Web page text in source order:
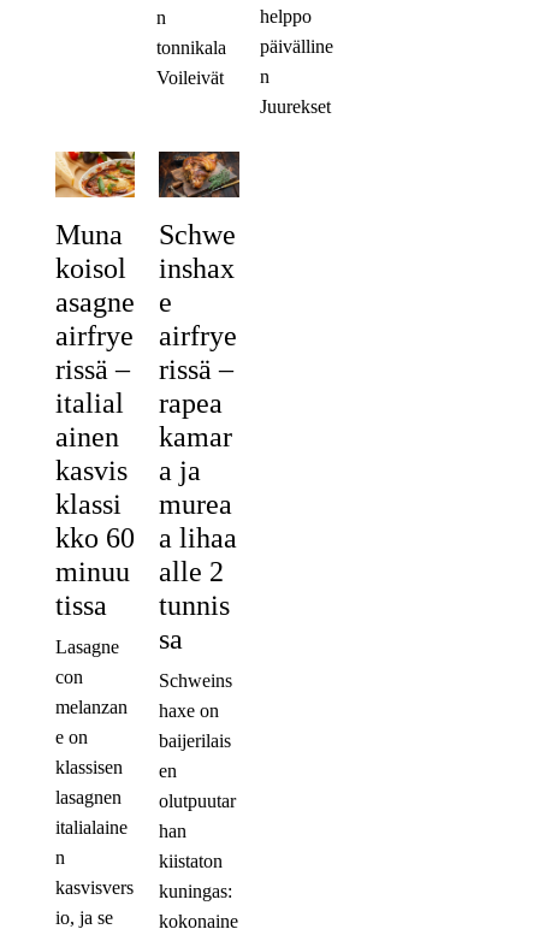
n
tonnikala
Voileivät
helppo
päivälline
n
Juurekset
Muna
koisol
asagne
airfrye
rissä –
italial
ainen
kasvis
klassi
kko 60
minuu
tissa
Lasagne
con
melanzan
e on
klassisen
lasagnen
italialaine
n
kasvisvers
io, ja se
Schwe
inshax
e
airfrye
rissä –
rapea
kamar
a ja
murea
a lihaa
alle 2
tunnis
sa
Schweins
haxe on
baijerilais
en
olutpuutar
han
kiistaton
kuningas:
kokonaine